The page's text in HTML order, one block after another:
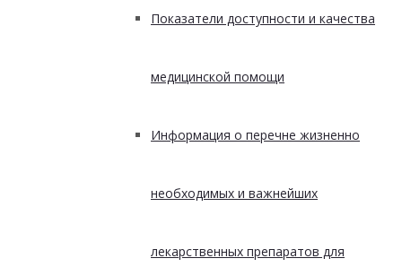
Показатели доступности и качества
медицинской помощи
Информация о перечне жизненно
необходимых и важнейших
лекарственных препаратов для